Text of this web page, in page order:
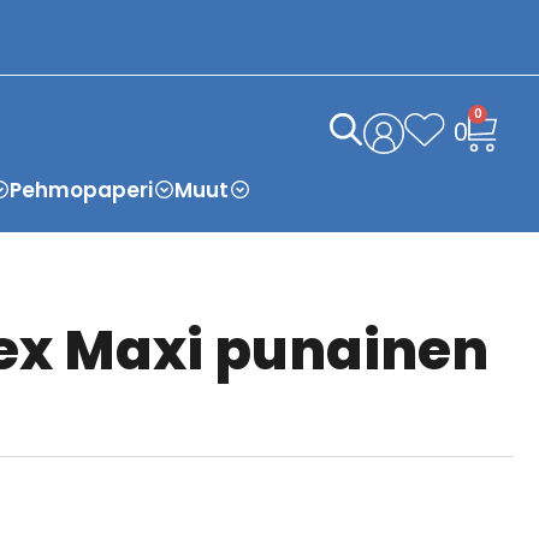
0
0
Pehmopaperi Muut
Maxi punainen